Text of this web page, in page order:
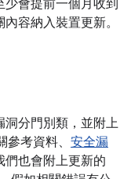
會提前一個月收到
容納入裝置更新。
洞分門別類，並附上
考資料、 安全漏
們也會附上更新的